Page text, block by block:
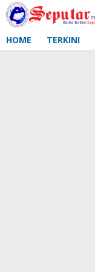
Lewati
ke
HOME TERKINI